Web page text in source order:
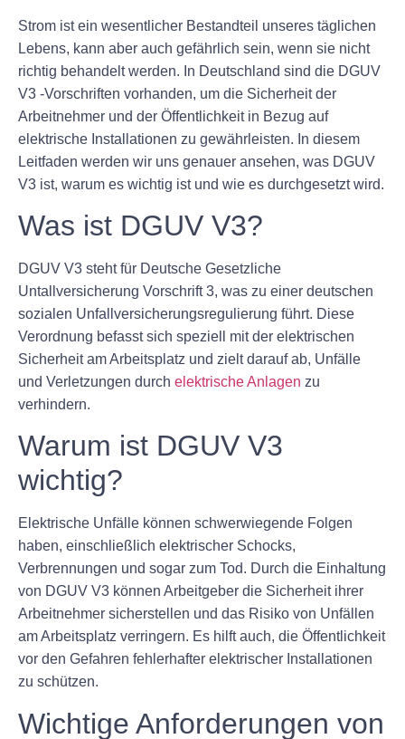
Strom ist ein wesentlicher Bestandteil unseres täglichen
Lebens, kann aber auch gefährlich sein, wenn sie nicht
richtig behandelt werden. In Deutschland sind die DGUV
V3 -Vorschriften vorhanden, um die Sicherheit der
Arbeitnehmer und der Öffentlichkeit in Bezug auf
elektrische Installationen zu gewährleisten. In diesem
Leitfaden werden wir uns genauer ansehen, was DGUV
V3 ist, warum es wichtig ist und wie es durchgesetzt wird.
Was ist DGUV V3?
DGUV V3 steht für Deutsche Gesetzliche
Untallversicherung Vorschrift 3, was zu einer deutschen
sozialen Unfallversicherungsregulierung führt. Diese
Verordnung befasst sich speziell mit der elektrischen
Sicherheit am Arbeitsplatz und zielt darauf ab, Unfälle
und Verletzungen durch elektrische Anlagen zu
verhindern.
Warum ist DGUV V3
wichtig?
Elektrische Unfälle können schwerwiegende Folgen
haben, einschließlich elektrischer Schocks,
Verbrennungen und sogar zum Tod. Durch die Einhaltung
von DGUV V3 können Arbeitgeber die Sicherheit ihrer
Arbeitnehmer sicherstellen und das Risiko von Unfällen
am Arbeitsplatz verringern. Es hilft auch, die Öffentlichkeit
vor den Gefahren fehlerhafter elektrischer Installationen
zu schützen.
Wichtige Anforderungen von